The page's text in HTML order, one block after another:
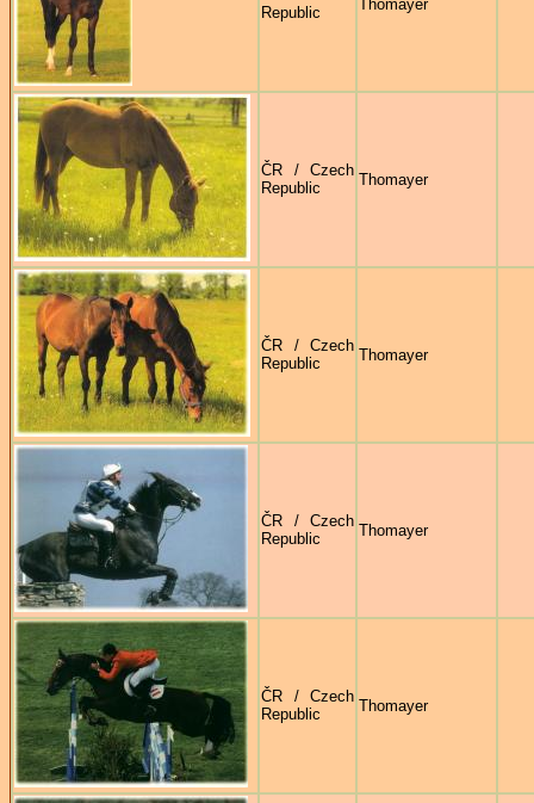
Republic
Thomayer
ČR / Czech
Republic
Thomayer
ČR / Czech
Republic
Thomayer
ČR / Czech
Republic
Thomayer
ČR / Czech
Republic
Thomayer